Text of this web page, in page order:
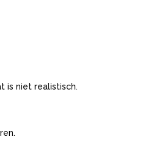
is niet realistisch.